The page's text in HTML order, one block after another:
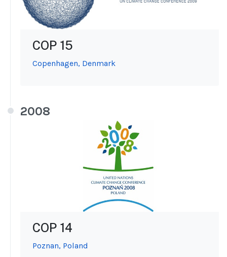
COP 15
Copenhagen, Denmark
2008
COP 14
Poznan, Poland